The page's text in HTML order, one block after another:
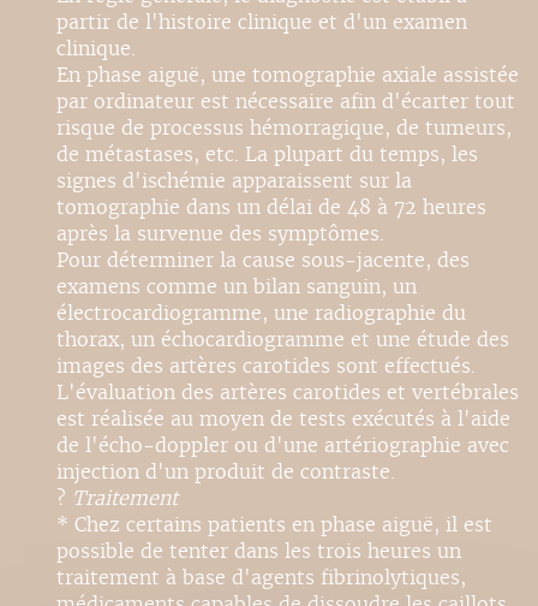
partir de l'histoire clinique et d'un examen
clinique.
En phase aiguë, une tomographie axiale assistée
par ordinateur est nécessaire afin d'écarter tout
risque de processus hémorragique, de tumeurs,
de métastases, etc. La plupart du temps, les
signes d'ischémie apparaissent sur la
tomographie dans un délai de 48 à 72 heures
après la survenue des symptômes.
Pour déterminer la cause sous-jacente, des
examens comme un bilan sanguin, un
électrocardiogramme, une radiographie du
thorax, un échocardiogramme et une étude des
images des artères carotides sont effectués.
L'évaluation des artères carotides et vertébrales
est réalisée au moyen de tests exécutés à l'aide
de l'écho-doppler ou d'une artériographie avec
injection d'un produit de contraste.
? Traitement
* Chez certains patients en phase aiguë, il est
possible de tenter dans les trois heures un
traitement à base d'agents fibrinolytiques,